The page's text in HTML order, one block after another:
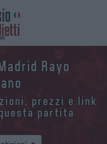
Rayo
prezzi e link
partita